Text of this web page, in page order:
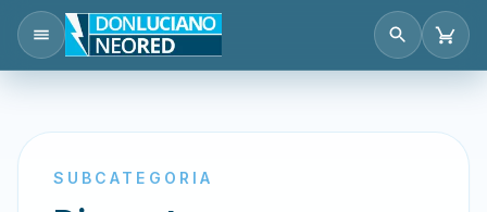
SUBCATEGORIA